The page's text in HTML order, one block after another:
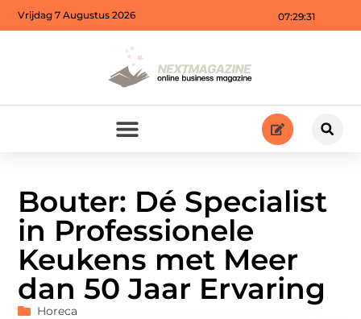
07:29:32
Vrijdag 7 Augustus 2026
Bouter: Dé Specialist
in Professionele
Keukens met Meer
dan 50 Jaar Ervaring
Horeca